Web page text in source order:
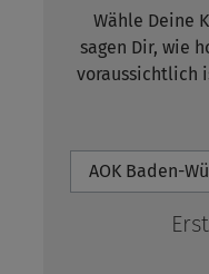
Wähle Deine
sagen Dir, wie
voraussichtlich